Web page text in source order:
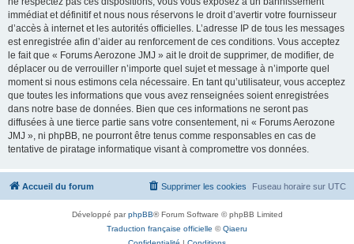
immédiat et définitif et nous nous réservons le droit d’avertir votre fournisseur
d’accès à internet et les autorités officielles. L’adresse IP de tous les messages
est enregistrée afin d’aider au renforcement de ces conditions. Vous acceptez
le fait que « Forums Aerozone JMJ » ait le droit de supprimer, de modifier, de
déplacer ou de verrouiller n’importe quel sujet et message à n’importe quel
moment si nous estimons cela nécessaire. En tant qu’utilisateur, vous acceptez
que toutes les informations que vous avez renseignées soient enregistrées
dans notre base de données. Bien que ces informations ne seront pas
diffusées à une tierce partie sans votre consentement, ni « Forums Aerozone
JMJ », ni phpBB, ne pourront être tenus comme responsables en cas de
tentative de piratage informatique visant à compromettre vos données.
Accueil du forum Fuseau horaire sur UTC
Supprimer les cookies
Développé parphpBB® Forum Software © phpBB Limited
Traduction française officielle ©Qiaeru